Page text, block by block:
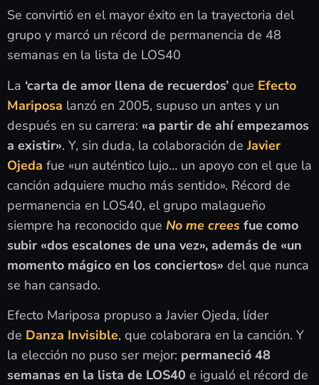
Se convirtió en el mayor éxito en la trayectoria del
grupo y marcó un récord de permanencia de 48
semanas en la lista de LOS40
La ‘carta de amor llena de recuerdos’ que Efecto
Mariposa lanzó en 2005, supuso un antes y un
después en su carrera: «a partir de ahí empezamos
a existir». Y, sin duda, la colaboración deJavier
Ojeda fue «un auténtico lujo… un apoyo con el que la
canción adquiere mucho más sentido». Récord de
permanencia en LOS40, el grupo malagueño
siempre ha reconocido que No me crees fue como
subir «dos escalones de una vez», además de «un
momento mágico en los conciertos» del que nunca
se han cansado.
Efecto Mariposa propuso a Javier Ojeda, líder
de Danza Invisible, que colaborara en la canción. Y
la elección no puso ser mejor: permaneció 48
semanas en la lista de LOS40 e igualó el récord de